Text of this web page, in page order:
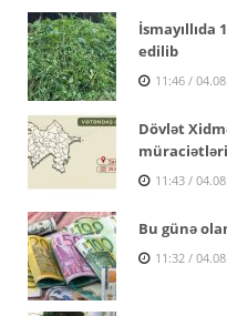
edilib
11:46 /
Dövlət
11:43 /
Bu günə
11:32 /